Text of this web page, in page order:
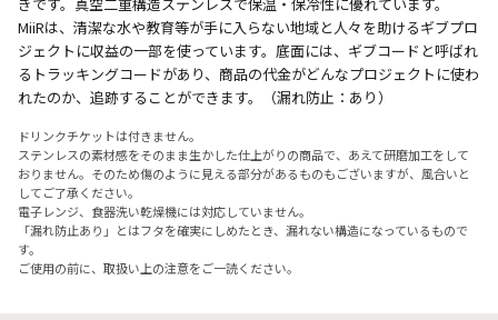
MiiRは、清潔な水や教育等が手に入らない地域と人々を助けるギブプロ
ジェクトに収益の一部を使っています。底面には、ギブコードと呼ばれ
るトラッキングコードがあり、商品の代金がどんなプロジェクトに使わ
れたのか、追跡することができます。（漏れ防止：あり）
ドリンクチケットは付きません。
ステンレスの素材感をそのまま生かした仕上がりの商品で、あえて研磨加工をして
おりません。そのため傷のように見える部分があるものもございますが、風合いと
してご了承ください。
電子レンジ、食器洗い乾燥機には対応していません。
「漏れ防止あり」とはフタを確実にしめたとき、漏れない構造になっているもので
す。
ご使用の前に、取扱い上の注意をご一読ください。